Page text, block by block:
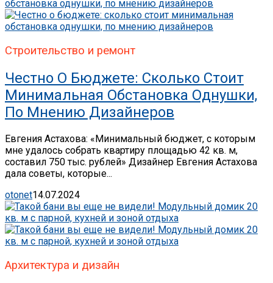
Строительство и ремонт
Честно О Бюджете: Сколько Стоит
Минимальная Обстановка Однушки,
По Мнению Дизайнеров
Евгения Астахова: «Минимальный бюджет, с которым
мне удалось собрать квартиру площадью 42 кв. м,
составил 750 тыс. рублей» Дизайнер Евгения Астахова
дала советы, которые...
otonet14.07.2024
Архитектура и дизайн